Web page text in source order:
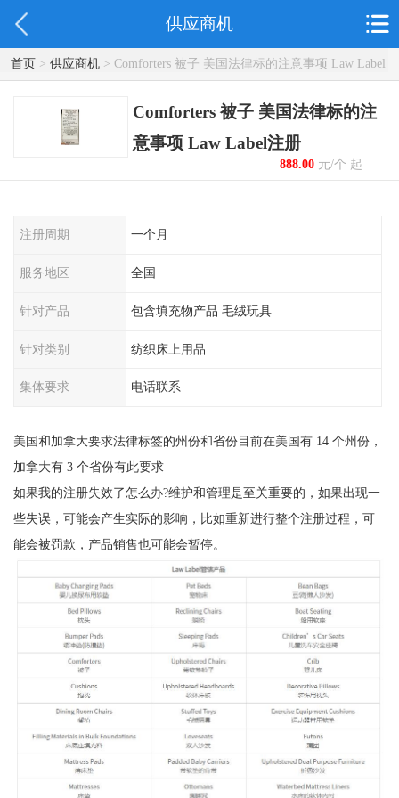
供应商机
首页> 供应商机> Comforters 被子 美国法律标的注意事项 Law Label
注册
Comforters 被子 美国法律标的注
意事项 Law Label注册
888.00元/个 起
注册周期 一个月
服务地区 全国
针对产品 包含填充物产品 毛绒玩具
针对类别 纺织床上用品
集体要求 电话联系
美国和加拿大要求法律标签的州份和省份目前在美国有 14 个州份，
加拿大有 3 个省份有此要求
如果我的注册失效了怎么办?维护和管理是至关重要的，如果出现一
些失误，可能会产生实际的影响，比如重新进行整个注册过程，可
能会被罚款，产品销售也可能会暂停。